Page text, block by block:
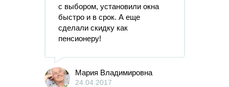
с выбором, установили окна
быстро и в срок. А еще
сделали скидку как
пенсионеру!
Мария Владимировна
24.04.2017